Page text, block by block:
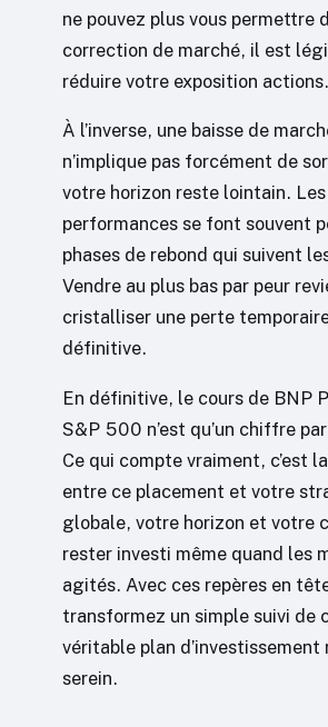
ne pouvez plus vous permettre
correction de marché, il est
réduire votre exposition actions.
À l’inverse, une baisse de
n’implique pas forcément de
votre horizon reste lointain.
performances se font souvent
phases de rebond qui suivent
Vendre au plus bas par peur
cristalliser une perte
définitive.
En définitive, le cours de BNP
S&P 500 n’est qu’un chiffre
Ce qui compte vraiment, c’est
entre ce placement et votre
globale, votre horizon et votre
rester investi même quand les
agités. Avec ces repères en
transformez un simple suivi de
véritable plan
serein.